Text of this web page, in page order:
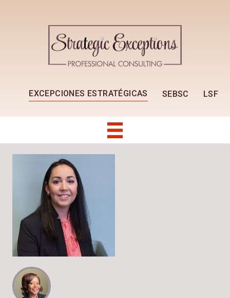
EXCEPCIONES ESTRATÉGICAS SEBSC LSF